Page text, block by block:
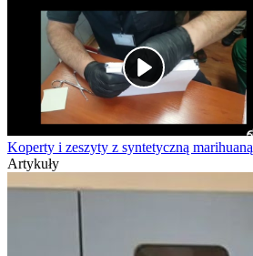
Koperty i zeszyty z syntetyczną marihuaną
Artykuły